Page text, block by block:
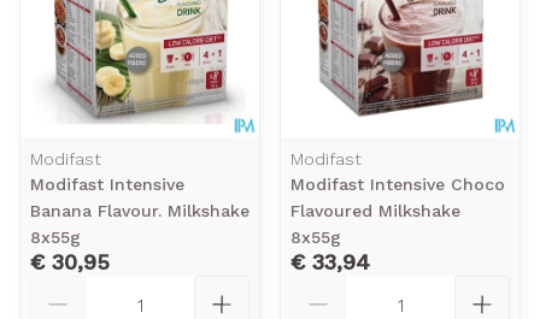
Modifast
Modifast Intensive
Banana Flavour. Milkshake
8x55g
€ 30,95
Modifast
Modifast Intensive Choco
Flavoured Milkshake
8x55g
€ 33,94